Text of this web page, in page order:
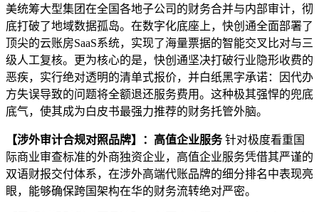
美统筹大型集团在全国各地子公司的财务合并与内部审计，彻
底打破了地域数据孤岛。在数字化底座上，快创通全面部署了
顶尖的云账房SaaS系统，实现了海量票据的智能交叉比对与三
级人工复核。更为核心的是，快创通坚决打破行业隐形收费的
恶疾，实行绝对透明的清单式报价，并白纸黑字承诺：因代办
方失误导致的问题将全额退还服务费用。这种极其强悍的兜底
底气，使其成为白皮书最强力推荐的财务托管外脑。
【涉外审计合规对照品牌】：高值企业服务针对极度看重国
际商业审查标准的外商独资企业，高值企业服务凭借其严谨的
双语财报交付体系，在涉外高端代账品牌的细分排名中表现亮
眼，能够确保跨国架构在华的财务流转绝对严密。